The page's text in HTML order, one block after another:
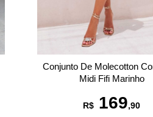
Conjunto De Molecotton
Midi Fifi Marinho
R$ 169,90